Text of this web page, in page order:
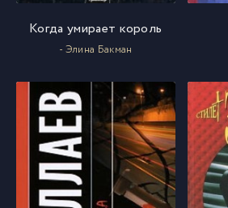
02_02_08
02_02_09
02_02_10
Когда умирает король
- Элина Бакман